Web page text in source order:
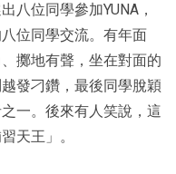
八位同學參加YUNA，
位同學交流。有年面
擲地有聲，坐在對面的
發刁鑽，最後同學脫穎
一。後來有人笑說，這
天王」。